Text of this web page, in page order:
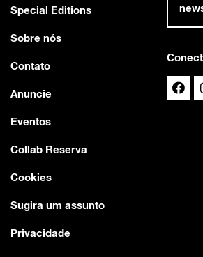
Special Editions
Sobre nós
Contato
Anuncie
Eventos
Collab Reserva
Cookies
Sugira um assunto
Privacidade